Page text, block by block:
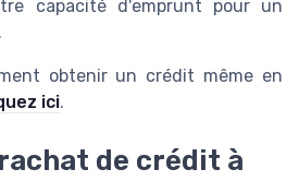
capacité d'emprunt pour un
obtenir un crédit même en
ici.
de crédit à